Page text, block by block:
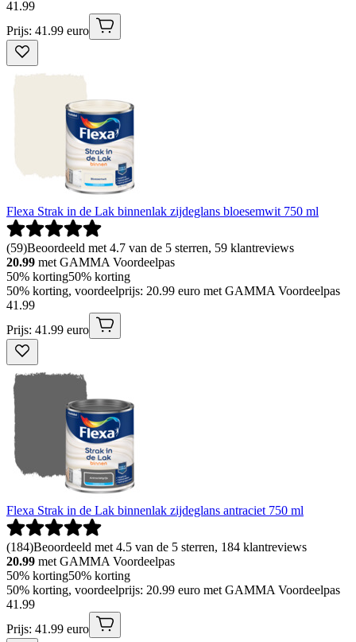
41.99
Prijs: 41.99 euro
Flexa Strak in de Lak binnenlak zijdeglans bloesemwit 750 ml
(59)Beoordeeld met 4.7 van de 5 sterren, 59 klantreviews
20.99 met GAMMA Voordeelpas
50% korting50% korting
50% korting, voordeelprijs: 20.99 euro met GAMMA Voordeelpas
41.99
Prijs: 41.99 euro
Flexa Strak in de Lak binnenlak zijdeglans antraciet 750 ml
(184)Beoordeeld met 4.5 van de 5 sterren, 184 klantreviews
20.99 met GAMMA Voordeelpas
50% korting50% korting
50% korting, voordeelprijs: 20.99 euro met GAMMA Voordeelpas
41.99
Prijs: 41.99 euro